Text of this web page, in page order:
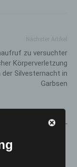
zu versuchter
Körperverletzung
der Silvesternacht in
Garbsen
über